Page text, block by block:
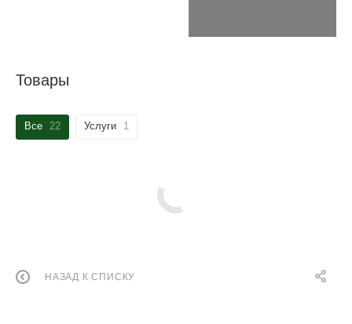
Товары
Все 22 Услуги 1
НАЗАД К СПИСКУ